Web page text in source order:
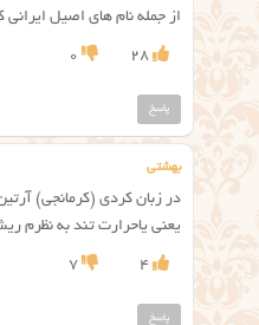
از جمله نام های اصیل
28
0
پاسخ
بهشتی
در زبان کردی (کرمانجی)
یعنی یاحرارت تند به نظرم
4
7
پاسخ